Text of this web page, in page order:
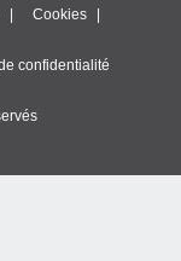
Cookies
confidentialité